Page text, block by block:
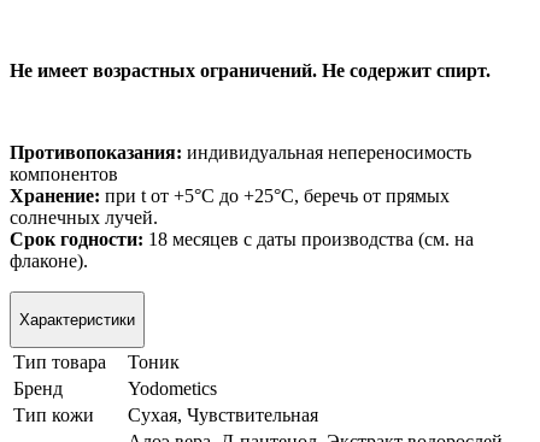
Не имеет возрастных ограничений. Не содержит спирт.
Противопоказания: индивидуальная непереносимость
компонентов
Хранение: при t от +5°C до +25°C, беречь от прямых
солнечных лучей.
Срок годности: 18 месяцев с даты производства (см. на
флаконе).
Характеристики
Тип товара
Тоник
Бренд
Yodometics
Тип кожи
Сухая, Чувствительная